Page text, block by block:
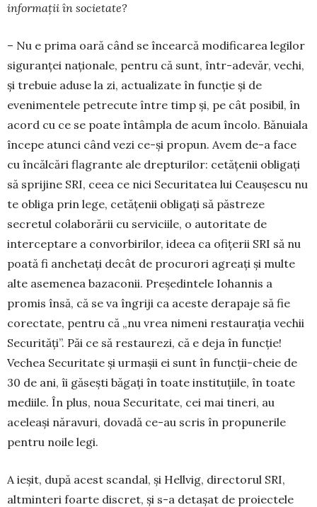
informații în societate?
– Nu e prima oară când se încearcă modificarea legilor
siguranței naționale, pentru că sunt, într-adevăr, vechi,
și trebuie aduse la zi, actualizate în funcție și de
evenimentele petrecute între timp și, pe cât posibil, în
acord cu ce se poate întâmpla de acum încolo. Bănuiala
începe atunci când vezi ce-și propun. Avem de-a face
cu încălcări flagrante ale drepturilor: cetățenii obligați
să sprijine SRI, ceea ce nici Securitatea lui Ceaușescu nu
te obliga prin lege, cetățenii obligați să păstreze
secretul colabo­ră­rii cu serviciile, o autoritate de
interceptare a con­vorbirilor, ideea ca ofițerii SRI să nu
poată fi an­chetați decât de procurori agreați și multe
alte ase­menea bazaconii. Președintele Iohannis a
promis însă, că se va îngriji ca aceste derapaje să fie
co­rectate, pentru că „nu vrea nimeni restaurația vechii
Securități”. Păi ce să restaurezi, că e deja în funcție!
Vechea Securitate și urmașii ei sunt în funcții-cheie de
30 de ani, îi găsești băgați în toate instituțiile, în toate
mediile. În plus, noua Securitate, cei mai tineri, au
aceleași năravuri, dovadă ce-au scris în propunerile
pentru noile legi.
A ieșit, după acest scandal, și Hellvig, directorul SRI,
altminteri foarte discret, și s-a detașat de pro­iectele